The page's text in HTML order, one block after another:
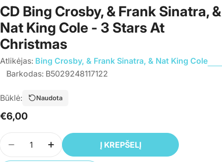
CD Bing Crosby, & Frank Sinatra, &
Nat King Cole - 3 Stars At
Christmas
Atlikėjas: Bing Crosby, & Frank Sinatra, & Nat King Cole
Barkodas: B5029248117122
Būklė: Naudota
Įprasta
€6,00
Kiekis
SUMAŽINTI PREKĖS CD BING CROSBY, &AMP;
PADIDINTI PREKĖS CD BING CROSBY,
Į KREPŠELĮ